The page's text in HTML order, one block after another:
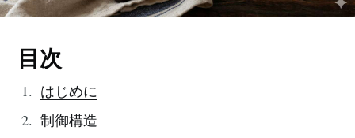
目次
はじめに
制御構造